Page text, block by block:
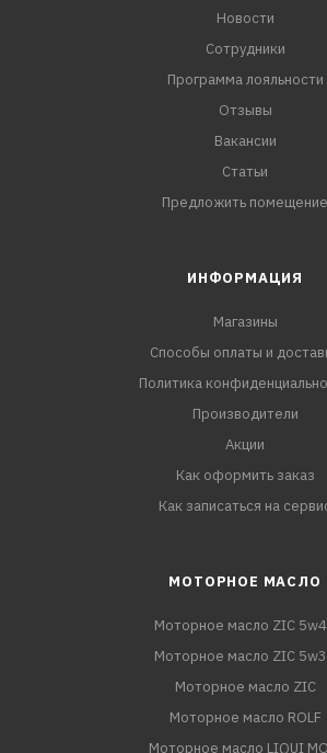
Новости
Сотрудники
Программа лояльности
Отзывы
Вакансии
Статьи
Предложить помещение
ИНФОРМАЦИЯ
Магазины
Способы оплаты и
Политика
Производители
Акции
Как оформить заказ
Как записаться на
МОТОРНОЕ МАСЛО
Моторное масло ZIC
Моторное масло ZIC
Моторное масло ZIC
Моторное масло ROLF
Моторное масло LIQUI